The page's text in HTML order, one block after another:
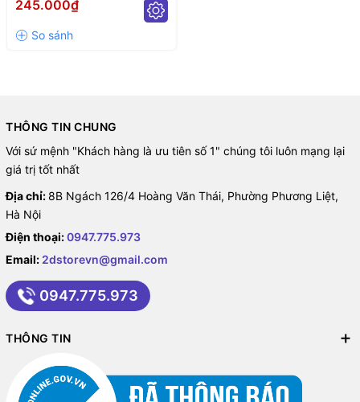
ADAPTER 90 Degrees
BLACK (MÀU ĐEN)
245.000₫
THÔNG TIN CHUNG
Với sứ mệnh "Khách hàng là ưu tiên số 1" chúng tôi luôn mạng lại
giá trị tốt nhất
Địa chỉ: 8B Ngách 126/4 Hoàng Văn Thái, Phường Phương Liệt,
Hà Nội
Điện thoại:0947.775.973
Email: 2dstorevn@gmail.com
0947.775.973
THÔNG TIN